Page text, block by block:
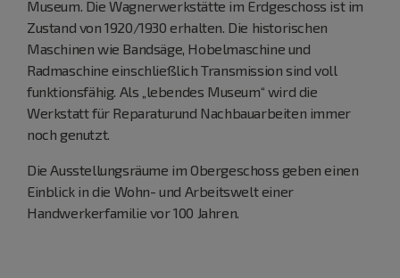
Museum. Die Wagnerwerkstätte im Erdgeschoss ist im
Zustand von 1920/1930 erhalten. Die historischen
Maschinen wie Bandsäge, Hobelmaschine und
Radmaschine einschließlich Transmission sind voll
funktionsfähig. Als „lebendes Museum“ wird die
Werkstatt für Reparaturund Nachbauarbeiten immer
noch genutzt.
Die Ausstellungsräume im Obergeschoss geben einen
Einblick in die Wohn- und Arbeitswelt einer
Handwerkerfamilie vor 100 Jahren.